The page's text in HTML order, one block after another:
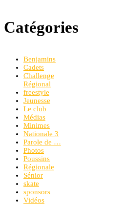
Catégories
Benjamins
Cadets
Challenge
Régional
freestyle
Jeunesse
Le club
Médias
Minimes
Nationale 3
Parole de …
Photos
Poussins
Régionale
Sénior
skate
sponsors
Vidéos